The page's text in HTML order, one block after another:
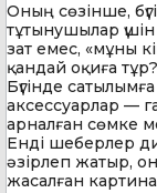
Оның сөзінше,
тұтынушылар
зат емес, «мұны
қандай оқиға
Бүгінде
аксессуарлар —
арналған сөмке
Енді шеберлер
әзірлеп жатыр,
жасалған